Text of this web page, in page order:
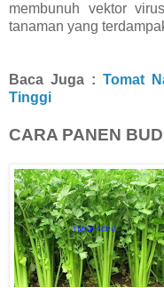
membunuh vektor
tanaman yang
Baca Juga : Tomat
Tinggi
CARA PANEN